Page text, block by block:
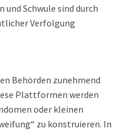
Schwule sind durch
Verfolgung
Behörden zunehmend
Plattformen werden
oder kleinen
zu konstruieren. In